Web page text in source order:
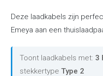
Deze laadkabels zijn
Emeya aan een
Toont laadkabels met: 3
stekkertypeType 2